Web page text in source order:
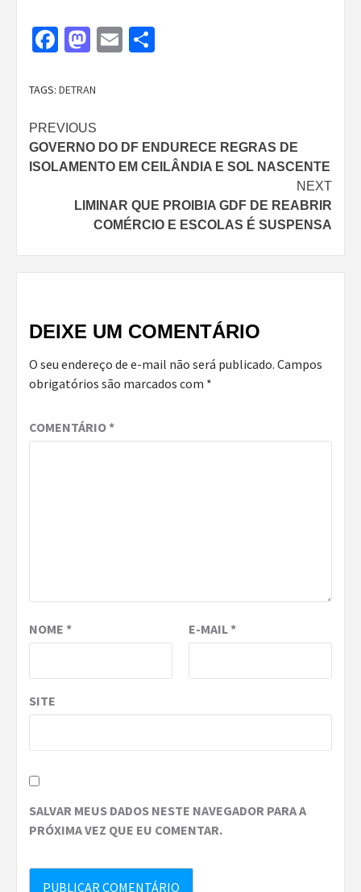
Facebook
Mastodon
Email
TAGS: DETRAN
Continue
Reading
PREVIOUS
GOVERNO DO DF ENDURECE REGRAS DE
ISOLAMENTO EM CEILÂNDIA E SOL NASCENTE
NEXT
LIMINAR QUE PROIBIA GDF DE REABRIR
COMÉRCIO E ESCOLAS É SUSPENSA
DEIXE UM COMENTÁRIO
O seu endereço de e-mail não será publicado. Campos
obrigatórios são marcados com *
COMENTÁRIO*
NOME * E-MAIL*
SITE
SALVAR MEUS DADOS NESTE NAVEGADOR PARA A
PRÓXIMA VEZ QUE EU COMENTAR.